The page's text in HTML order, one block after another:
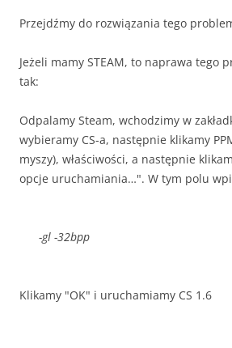
Przejdźmy do rozwiązania tego
Jeżeli mamy STEAM, to naprawa tego
tak:
Odpalamy Steam, wchodzimy w
wybieramy CS-a, następnie klikamy
myszy), właściwości, a następnie
opcje uruchamiania…". W tym polu
-gl -32bpp
Klikamy "OK" i uruchamiamy CS 1.6